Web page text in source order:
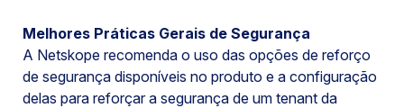
Melhores Práticas Gerais de Segurança
A Netskope recomenda o uso das opções de reforço
de segurança disponíveis no produto e a configuração
delas para reforçar a segurança de um tenant da